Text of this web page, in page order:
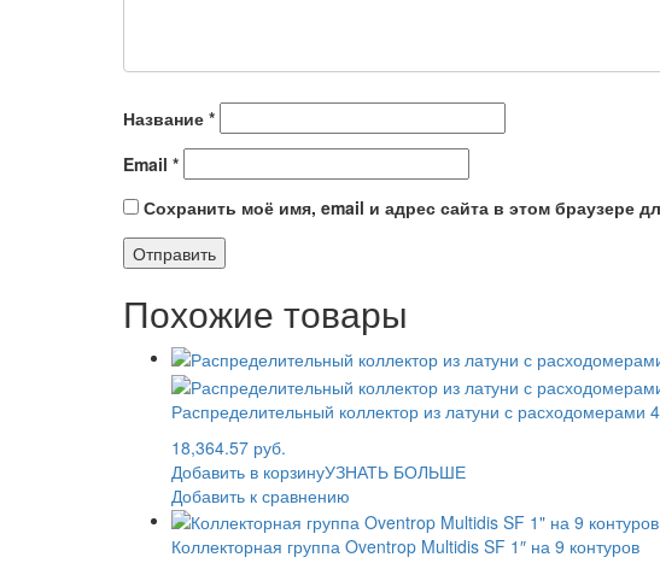
Название *
Email *
Сохранить моё имя, email и адрес сайта в этом браузере
Похожие товары
Распределительный коллектор из латуни с расходомерами
18,364.57 руб.
Добавить в корзинуУЗНАТЬ БОЛЬШЕ
Добавить к сравнению
Коллекторная группа Oventrop Multidis SF 1″ на 9 контуров